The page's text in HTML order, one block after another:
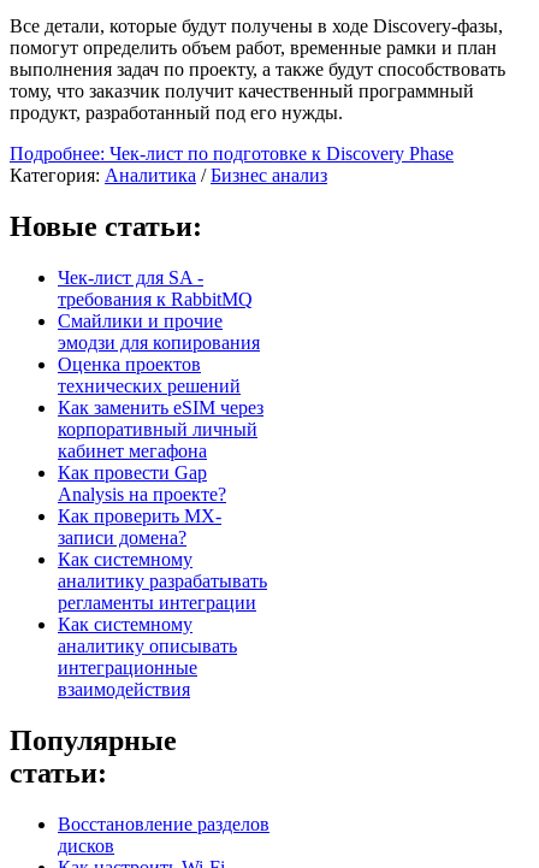
Все детали, которые будут получены в ходе Discovery-фазы,
помогут определить объем работ, временные рамки и план
выполнения задач по проекту, а также будут способствовать
тому, что заказчик получит качественный программный
продукт, разработанный под его нужды.
Подробнее: Чек-лист по подготовке к Discovery Phase
Категория: Аналитика /Бизнес анализ
Новые статьи:
Чек-лист для SA -
требования к RabbitMQ
Смайлики и прочие
эмодзи для копирования
Оценка проектов
технических решений
Как заменить eSIM через
корпоративный личный
кабинет мегафона
Как провести Gap
Analysis на проекте?
Как проверить MX-
записи домена?
Как системному
аналитику разрабатывать
регламенты интеграции
Как системному
аналитику описывать
интеграционные
взаимодействия
Популярные
статьи:
Восстановление разделов
дисков